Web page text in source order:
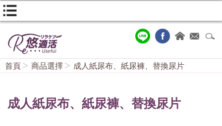
首頁 商品選擇 成人紙尿布、紙尿褲、替換尿片
成人紙尿布、紙尿褲、替換尿片